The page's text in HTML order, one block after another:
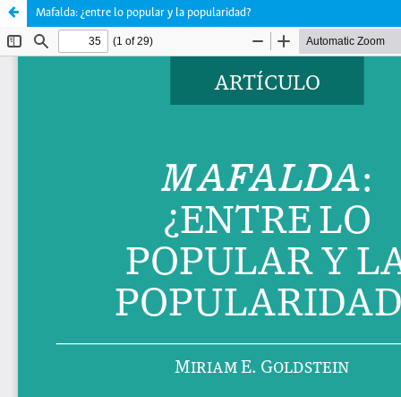
Mafalda: ¿entre lo popular y la popularidad?